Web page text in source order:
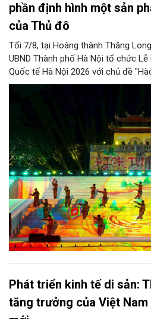
phần định hình một sản
của Thủ đô
Tối 7/8, tại Hoàng thành Thăng
UBND Thành phố Hà Nội tổ chức
Quốc tế Hà Nội 2026 với chủ đề
hoa võ Việt". Lần đầu tiên được tổ
hóa - thể thao mang tầm quốc tế,
thống thượng võ dân tộc, quảng bá
giao lưu văn hóa, thể thao với bạn bè
Phát triển kinh tế di sản:
tăng trưởng của Việt